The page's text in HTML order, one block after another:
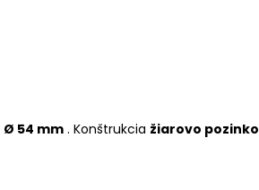
Ø 54 mm . Konštrukcia žiarovo